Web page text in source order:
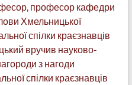
професор кафедри
Хмельницької
спілки краєзнавців
вручив науково-
з нагоди
спілки краєзнавців